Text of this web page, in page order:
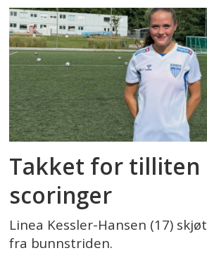
Takket for tilliten
scoringer
Linea Kessler-Hansen (17)
fra bunnstriden.